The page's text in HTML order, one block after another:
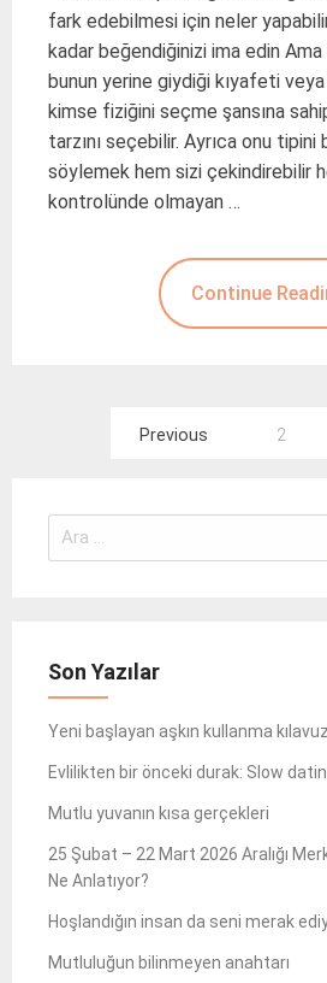
fark edebilmesi için neler
kadar beğendiğinizi ima edin
bunun yerine giydiği kıyafeti veya
kimse fiziğini seçme şansına
tarzını seçebilir. Ayrıca onu tipini
söylemek hem sizi çekindirebilir
kontrolünde olmayan …
Continue
Previous 2
Arama:
Son Yazılar
Yeni başlayan aşkın kullanma
Evlilikten bir önceki durak: Slow
Mutlu yuvanın kısa gerçekleri
25 Şubat – 22 Mart 2026 Aralığı
Ne Anlatıyor?
Hoşlandığın insan da seni merak
Mutluluğun bilinmeyen anahtarı